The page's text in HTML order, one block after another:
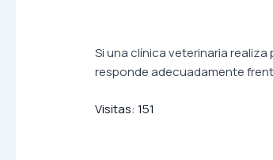
Si una clínica veterinaria
responde adecuadamente
Visitas: 151